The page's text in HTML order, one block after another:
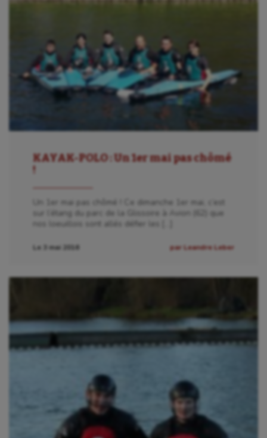
KAYAK-POLO : Un 1er mai pas chômé
!
Un 1er mai pas chômé ! Ce dimanche 1er mai, c’est
sur l’étang du parc de la Glissoire à Avion (62) que
nos loeuillois sont allés défier les […]
Le 3 mai 2016 par Leandre Leber